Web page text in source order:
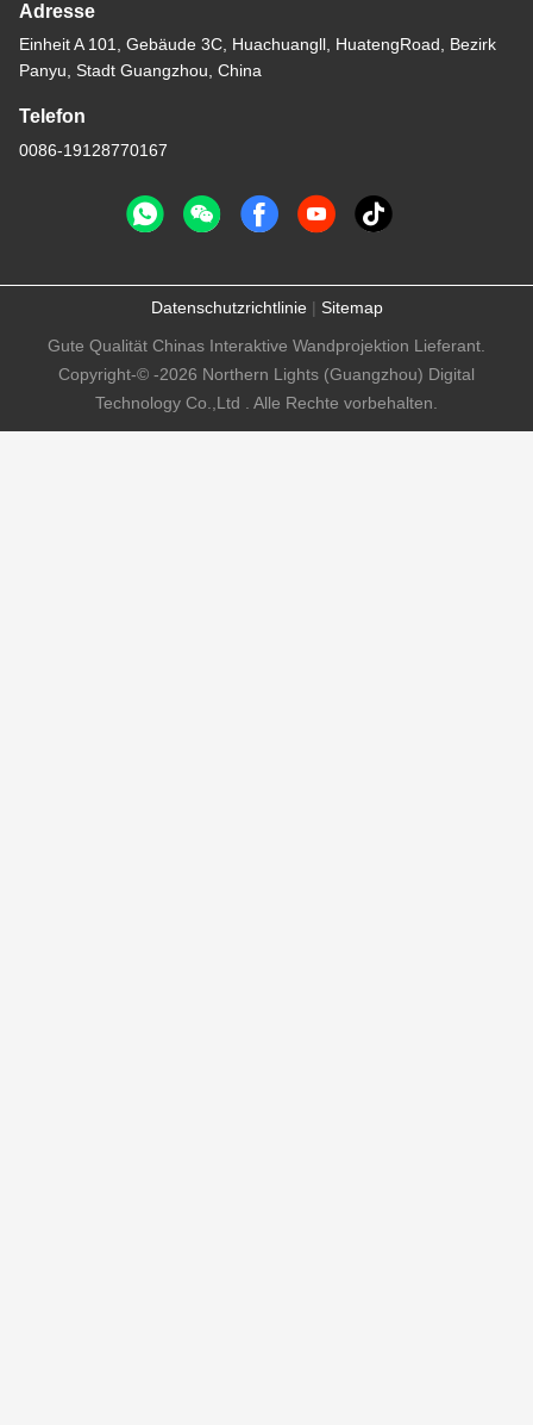
Adresse
Einheit A 101, Gebäude 3C, Huachuangll, HuatengRoad, Bezirk
Panyu, Stadt Guangzhou, China
Telefon
0086-19128770167
Datenschutzrichtlinie| Sitemap
Gute Qualität Chinas Interaktive Wandprojektion Lieferant.
Copyright-© -2026 Northern Lights (Guangzhou) Digital
Technology Co.,Ltd . Alle Rechte vorbehalten.